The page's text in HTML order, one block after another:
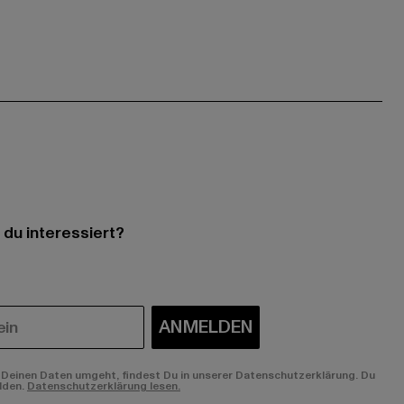
interessiert?
ANMELDEN
Daten umgeht, findest Du in unserer Datenschutzerklärung. Du
Datenschutzerklärung lesen.